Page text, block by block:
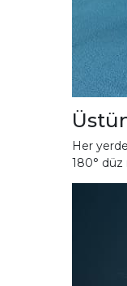
Her
180° düz